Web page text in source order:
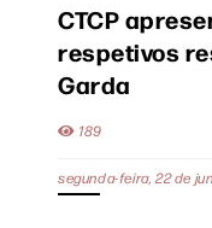
CTCP
respetivos
Garda
189
segunda-feira, 22 de